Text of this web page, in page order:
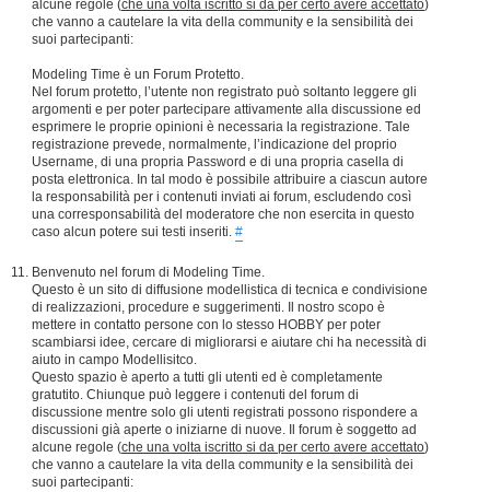
alcune regole (che una volta iscritto si da per certo avere accettato)
che vanno a cautelare la vita della community e la sensibilità dei
suoi partecipanti:
Modeling Time è un Forum Protetto.
Nel forum protetto, l’utente non registrato può soltanto leggere gli
argomenti e per poter partecipare attivamente alla discussione ed
esprimere le proprie opinioni è necessaria la registrazione. Tale
registrazione prevede, normalmente, l’indicazione del proprio
Username, di una propria Password e di una propria casella di
posta elettronica. In tal modo è possibile attribuire a ciascun autore
la responsabilità per i contenuti inviati ai forum, escludendo così
una corresponsabilità del moderatore che non esercita in questo
caso alcun potere sui testi inseriti. #
Benvenuto nel forum di Modeling Time.
Questo è un sito di diffusione modellistica di tecnica e condivisione
di realizzazioni, procedure e suggerimenti. Il nostro scopo è
mettere in contatto persone con lo stesso HOBBY per poter
scambiarsi idee, cercare di migliorarsi e aiutare chi ha necessità di
aiuto in campo Modellisitco.
Questo spazio è aperto a tutti gli utenti ed è completamente
gratutito. Chiunque può leggere i contenuti del forum di
discussione mentre solo gli utenti registrati possono rispondere a
discussioni già aperte o iniziarne di nuove. Il forum è soggetto ad
alcune regole (che una volta iscritto si da per certo avere accettato)
che vanno a cautelare la vita della community e la sensibilità dei
suoi partecipanti: